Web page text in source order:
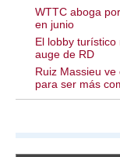
WTTC aboga
en junio
El lobby
auge de RD
Ruiz Massieu
para ser más